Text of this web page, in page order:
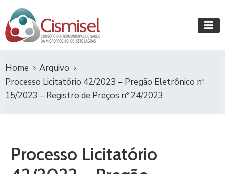
Home
Arquivo
Processo Licitatório 42/2023 – Pregão Eletrônico nº
15/2023 – Registro de Preços nº 24/2023
Processo Licitatório